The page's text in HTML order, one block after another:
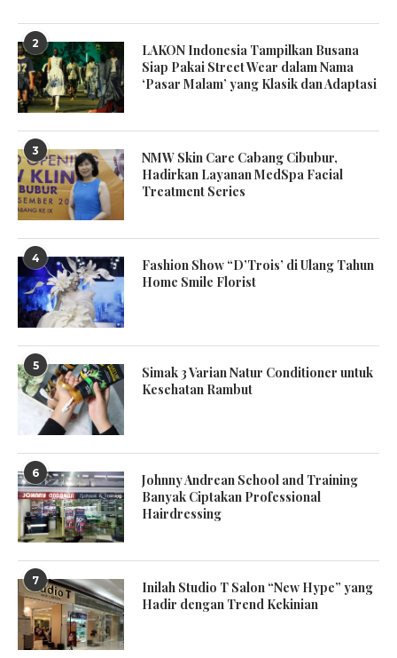
2
LAKON Indonesia Tampilkan Busana
Siap Pakai Street Wear dalam Nama
‘Pasar Malam’ yang Klasik dan Adaptasi
3
NMW Skin Care Cabang Cibubur,
Hadirkan Layanan MedSpa Facial
Treatment Series
4
Fashion Show “D’Trois’ di Ulang Tahun
Home Smile Florist
5
Simak 3 Varian Natur Conditioner untuk
Kesehatan Rambut
6
Johnny Andrean School and Training
Banyak Ciptakan Professional
Hairdressing
7
Inilah Studio T Salon “New Hype” yang
Hadir dengan Trend Kekinian